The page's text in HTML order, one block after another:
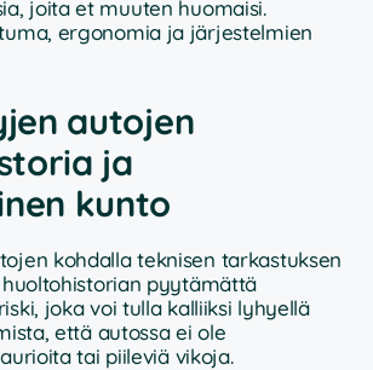
joita et muuten huomaisi.
ergonomia ja järjestelmien
autojen
ja
kunto
kohdalla teknisen tarkastuksen
pyytämättä
joka voi tulla kalliiksi lyhyellä
että autossa ei ole
tai piileviä vikoja.